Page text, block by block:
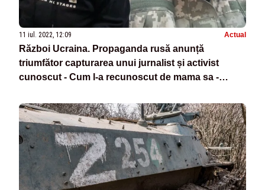
11 iul. 2022, 12:09 Actual
Război Ucraina. Propaganda rusă anunță
triumfător capturarea unui jurnalist și activist
cunoscut - Cum l-a recunoscut de mama sa -